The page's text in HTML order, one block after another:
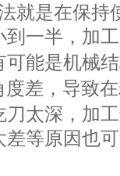
就是在保持
一半，加
能是机械
度差，导致
太深，加
等原因也